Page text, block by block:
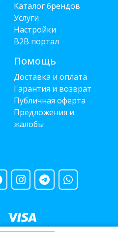
Каталог брендов
Услуги
Настройки
B2B портал
Помощь
Доставка и оплата
Гарантия и возврат
Публичная оферта
Предложения и
жалобы